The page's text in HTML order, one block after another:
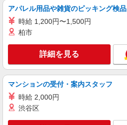
アパレル用品や雑貨のピッキング検品
時給 1,200円〜1,500円
柏市
詳細を見る
マンションの受付・案内スタッフ
時給 2,000円
渋谷区